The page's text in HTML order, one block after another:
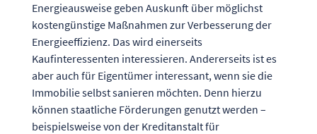
Energieausweise geben Auskunft über möglichst
kostengünstige Maßnahmen zur Verbesserung der
Energieeffizienz. Das wird einerseits
Kaufinteressenten interessieren. Andererseits ist es
aber auch für Eigentümer interessant, wenn sie die
Immobilie selbst sanieren möchten. Denn hierzu
können staatliche Förderungen genutzt werden –
beispielsweise von der Kreditanstalt für